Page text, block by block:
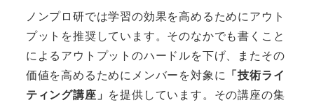
ノンプロ研では学習の効果を高めるためにアウト
プットを推奨しています。そのなかでも書くこと
によるアウトプットのハードルを下げ、またその
価値を高めるためにメンバーを対象に 「技術ライ
ティング講座」 を提供しています。その講座の集